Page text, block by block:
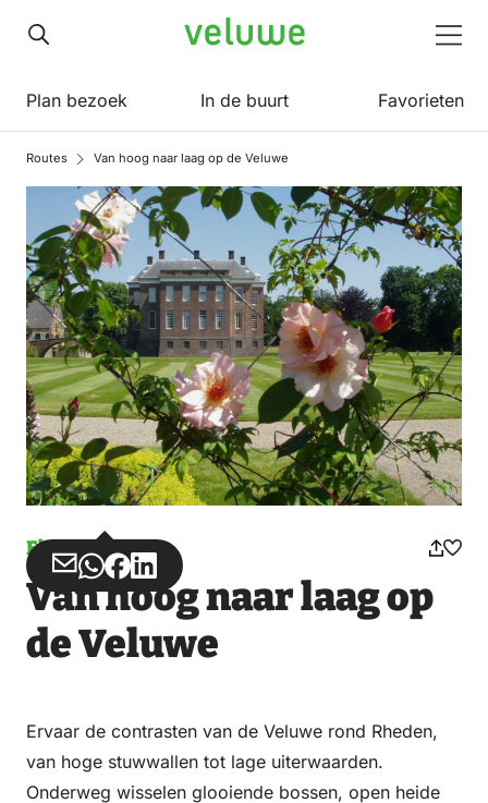
Veluwe
Plan bezoek In de buurt Favorieten
Routes Van hoog naar laag op de Veluwe
Fietsen
Deel
via
Email
Deel
via
WhatsApp
Deel
op
Facebook
Deel
op
LinkedIn
Van hoog naar laag op
de Veluwe
Ervaar de contrasten van de Veluwe rond Rheden,
van hoge stuwwallen tot lage uiterwaarden.
Onderweg wisselen glooiende bossen, open heide